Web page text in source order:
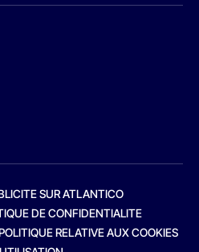
SUR ATLANTICO
DE CONFIDENTIALITE
RELATIVE AUX COOKIES